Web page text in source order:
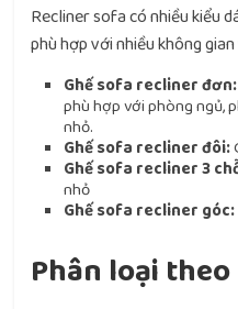
Recliner sofa có nhiều kiểu
phù hợp với nhiều không
Ghế sofa recliner đơn:
phù hợp với phòng ngủ,
nhỏ.
Ghế sofa recliner đôi:
Ghế sofa recliner 3
nhỏ
Ghế sofa recliner góc:
Phân loại